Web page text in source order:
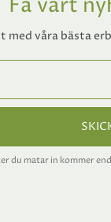
Få vårt
med våra bästa
du matar in kommer